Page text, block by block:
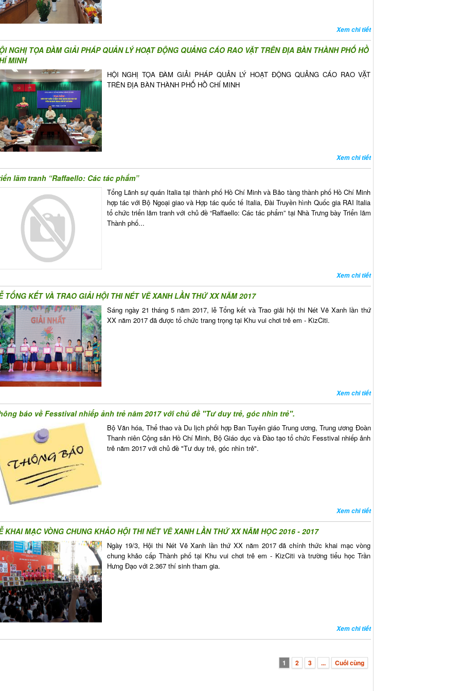
Xem chi tiết
NGHỊ TỌA ĐÀM GIẢI PHÁP QUẢN LÝ HOẠT ĐỘNG QUẢNG CÁO RAO VẶT TRÊN ĐỊA BÀN THÀNH PHỐ HỒ
MINH
HỘI NGHỊ TỌA ĐÀM GIẢI PHÁP QUẢN LÝ HOẠT ĐỘNG QUẢNG CÁO RAO VẶT
TRÊN ĐỊA BÀN THÀNH PHỐ HỒ CHÍ MINH
Xem chi tiết
lãm tranh “Raffaello: Các tác phẩm”
Tổng Lãnh sự quán Italia tại thành phố Hồ Chí Minh và Bảo tàng thành phố Hồ Chí Minh
hợp tác với Bộ Ngoại giao và Hợp tác quốc tế Italia, Đài Truyền hình Quốc gia RAI Italia
tổ chức triển lãm tranh với chủ đề “Raffaello: Các tác phẩm” tại Nhà Trưng bày Triển lãm
Thành phố...
Xem chi tiết
TỔNG KẾT VÀ TRAO GIẢI HỘI THI NÉT VẼ XANH LẦN THỨ XX NĂM 2017
Sáng ngày 21 tháng 5 năm 2017, lễ Tổng kết và Trao giải hội thi Nét Vẽ Xanh lần thứ
XX năm 2017 đã được tổ chức trang trọng tại Khu vui chơi trẻ em - KizCiti.
Xem chi tiết
báo về Fesstival nhiếp ảnh trẻ năm 2017 với chủ đề "Tư duy trẻ, góc nhìn trẻ".
Bộ Văn hóa, Thể thao và Du lịch phối hợp Ban Tuyên giáo Trung ương, Trung ương Đoàn
Thanh niên Cộng sản Hồ Chí Minh, Bộ Giáo dục và Đào tạo tổ chức Fesstival nhiếp ảnh
trẻ năm 2017 với chủ đề "Tư duy trẻ, góc nhìn trẻ".
Xem chi tiết
KHAI MẠC VÒNG CHUNG KHẢO HỘI THI NÉT VẼ XANH LẦN THỨ XX NĂM HỌC 2016 - 2017
Ngày 19/3, Hội thi Nét Vẽ Xanh lần thứ XX năm 2017 đã chính thức khai mạc vòng
chung khảo cấp Thành phố tại Khu vui chơi trẻ em - KizCiti và trường tiểu học Trần
Hưng Đạo với 2.367 thí sinh tham gia.
Xem chi tiết
1 2 3 ... Cuối cùng